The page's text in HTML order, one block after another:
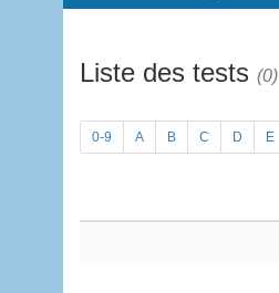
Liste des tests (0)
0-9 A B C D E